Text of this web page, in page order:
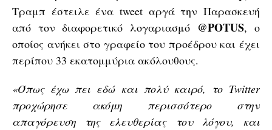
Τραμπ έστειλε ένα tweet αργά την Παρασκευή
από τον διαφορετικό λογαριασμό @POTUS, ο
οποίος ανήκει στο γραφείο του προέδρου και έχει
περίπου 33 εκατομμύρια ακόλουθους.
«Όπως έχω πει εδώ και πολύ καιρό, το Twitter
προχώρησε ακόμη περισσότερο στην
απαγόρευση της ελευθερίας του λόγου, και